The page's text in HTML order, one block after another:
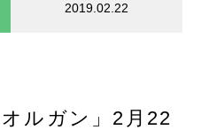
2019.02.22
ルガン」2月22